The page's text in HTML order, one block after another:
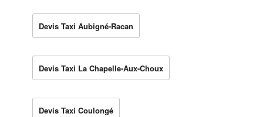
Devis Taxi Aubigné-Racan
Devis Taxi La Chapelle-Aux-Choux
Devis Taxi Coulongé